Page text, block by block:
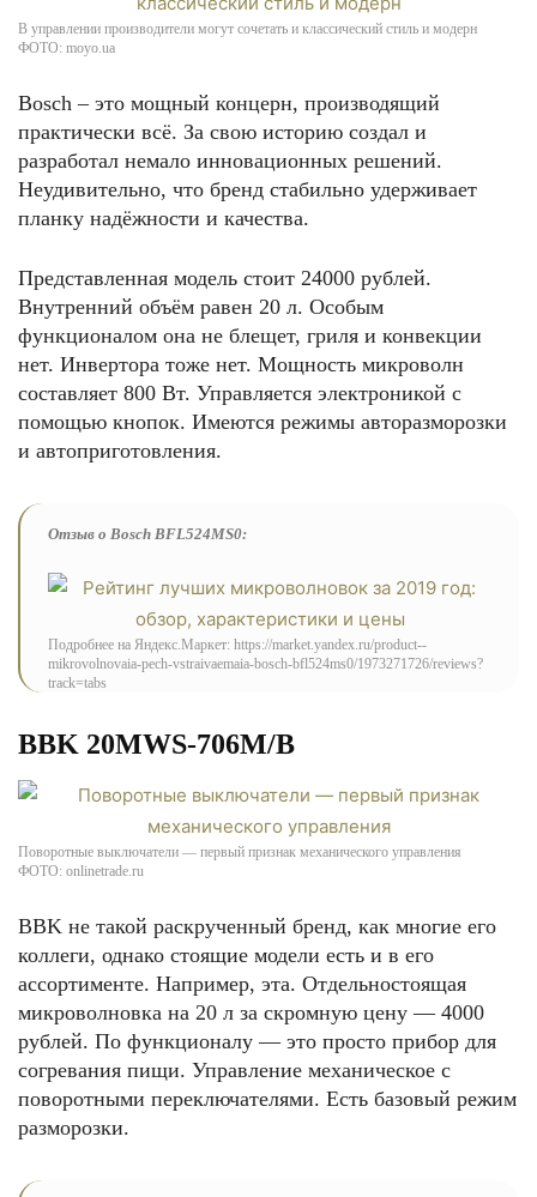
В управлении производители могут сочетать и классический стиль и модерн
ФОТО: moyo.ua
Bosch – это мощный концерн, производящий
практически всё. За свою историю создал и
разработал немало инновационных решений.
Неудивительно, что бренд стабильно удерживает
планку надёжности и качества.
Представленная модель стоит 24000 рублей.
Внутренний объём равен 20 л. Особым
функционалом она не блещет, гриля и конвекции
нет. Инвертора тоже нет. Мощность микроволн
составляет 800 Вт. Управляется электроникой с
помощью кнопок. Имеются режимы авторазморозки
и автоприготовления.
Отзыв о Bosch BFL524MS0:
Подробнее на Яндекс.Маркет: https://market.yandex.ru/product--
mikrovolnovaia-pech-vstraivaemaia-bosch-bfl524ms0/1973271726/reviews?
track=tabs
BBK 20MWS-706M/B
Поворотные выключатели — первый признак механического управления
ФОТО: onlinetrade.ru
BBK не такой раскрученный бренд, как многие его
коллеги, однако стоящие модели есть и в его
ассортименте. Например, эта. Отдельностоящая
микроволновка на 20 л за скромную цену — 4000
рублей. По функционалу — это просто прибор для
согревания пищи. Управление механическое с
поворотными переключателями. Есть базовый режим
разморозки.